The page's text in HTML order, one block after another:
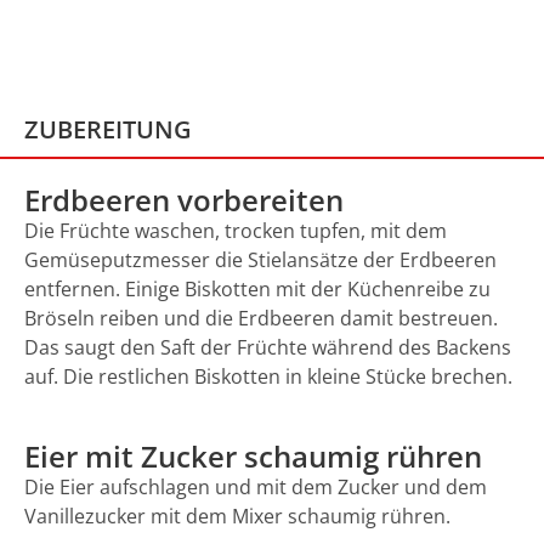
ZUBEREITUNG
Erdbeeren vorbereiten
Die Früchte waschen, trocken tupfen, mit dem
Gemüseputzmesser die Stielansätze der Erdbeeren
entfernen. Einige Biskotten mit der Küchenreibe zu
Bröseln reiben und die Erdbeeren damit bestreuen.
Das saugt den Saft der Früchte während des Backens
auf. Die restlichen Biskotten in kleine Stücke brechen.
Eier mit Zucker schaumig rühren
Die Eier aufschlagen und mit dem Zucker und dem
Vanillezucker mit dem Mixer schaumig rühren.